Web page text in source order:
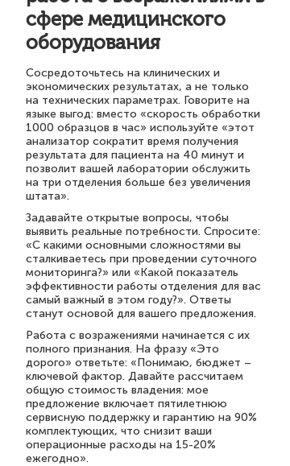
сфере медицинского
оборудования
Сосредоточьтесь на клинических и
экономических результатах, а не только
на технических параметрах. Говорите на
языке выгод: вместо «скорость обработки
1000 образцов в час» используйте «этот
анализатор сократит время получения
результата для пациента на 40 минут и
позволит вашей лаборатории обслужить
на три отделения больше без увеличения
штата».
Задавайте открытые вопросы, чтобы
выявить реальные потребности. Спросите:
«С какими основными сложностями вы
сталкиваетесь при проведении суточного
мониторинга?» или «Какой показатель
эффективности работы отделения для вас
самый важный в этом году?». Ответы
станут основой для вашего предложения.
Работа с возражениями начинается с их
полного признания. На фразу «Это
дорого» ответьте: «Понимаю, бюджет –
ключевой фактор. Давайте рассчитаем
общую стоимость владения: мое
предложение включает пятилетнюю
сервисную поддержку и гарантию на 90%
комплектующих, что снизит ваши
операционные расходы на 15-20%
ежегодно».